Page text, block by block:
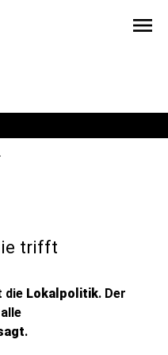
menu
trifft
die Lokalpolitik. Der
.